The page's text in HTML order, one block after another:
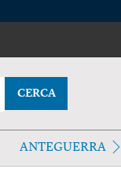
CERCA
ANTEGUERRA